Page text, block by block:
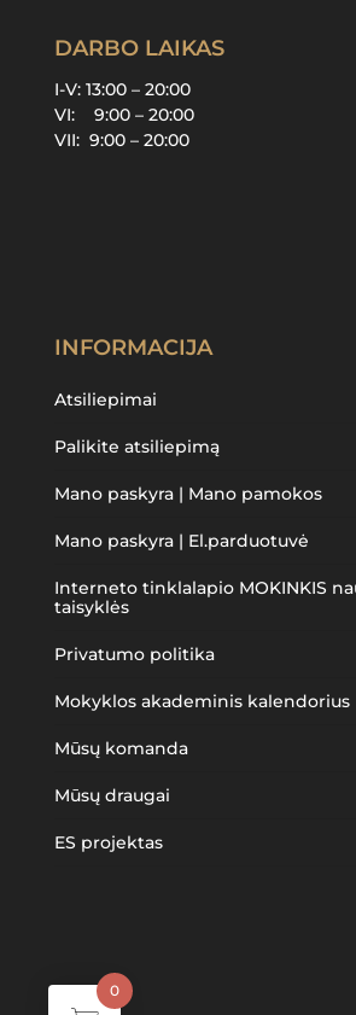
DARBO LAIKAS
I-V: 13:00 – 20:00
VI: 9:00 – 20:00
VII: 9:00 – 20:00
INFORMACIJA
Atsiliepimai
Palikite atsiliepimą
Mano paskyra | Mano pamokos
Mano paskyra | El.parduotuvė
Interneto tinklalapio MOKINKIS
taisyklės
Privatumo politika
Mokyklos akademinis kalendorius
Mūsų komanda
Mūsų draugai
ES projektas
0